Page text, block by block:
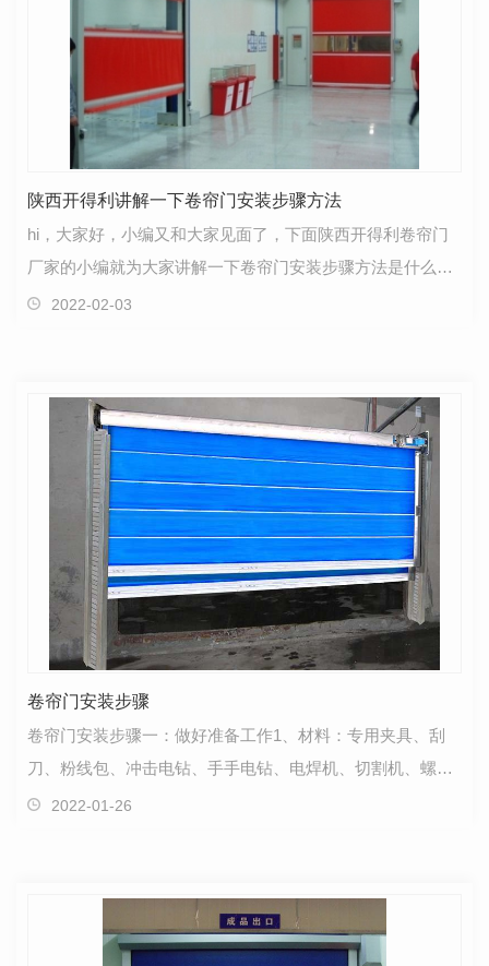
陕西开得利讲解一下卷帘门安装步骤方法
hi，大家好，小编又和大家见面了，下面陕西开得利卷帘门
厂家的小编就为大家讲解一下卷帘门安装步骤方法是什么。
卷帘门安装规范在对于防火型的卷帘门进行安装的时候…
2022-02-03
卷帘门安装步骤
卷帘门安装步骤一：做好准备工作1、材料：专用夹具、刮
刀、粉线包、冲击电钻、手手电钻、电焊机、切割机、螺丝
刀、锤子、线坠、水平尺等。2、工具：中柱、上罩、卷…
2022-01-26